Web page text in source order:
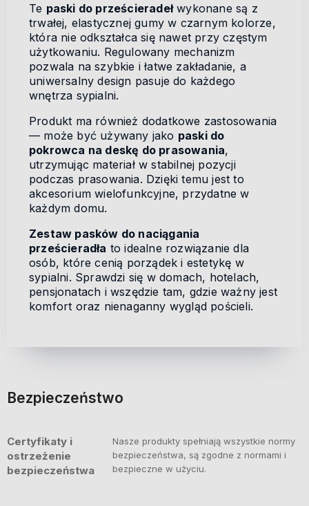
Te paski do prześcieradełwykonane są z
trwałej, elastycznej gumy w czarnym kolorze,
która nie odkształca się nawet przy częstym
użytkowaniu. Regulowany mechanizm
pozwala na szybkie i łatwe zakładanie, a
uniwersalny design pasuje do każdego
wnętrza sypialni.
Produkt ma również dodatkowe zastosowania
— może być używany jako paski do
pokrowca na deskę do prasowania,
utrzymując materiał w stabilnej pozycji
podczas prasowania. Dzięki temu jest to
akcesorium wielofunkcyjne, przydatne w
każdym domu.
Zestaw pasków do naciągania
prześcieradła to idealne rozwiązanie dla
osób, które cenią porządek i estetykę w
sypialni. Sprawdzi się w domach, hotelach,
pensjonatach i wszędzie tam, gdzie ważny jest
komfort oraz nienaganny wygląd pościeli.
Bezpieczeństwo
Certyfikaty i
ostrzeżenie
bezpieczeństwa
Nasze produkty spełniają wszystkie normy
bezpieczeństwa, są zgodne z normami i
bezpieczne w użyciu.